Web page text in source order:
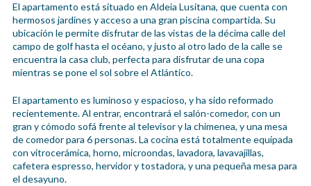
El apartamento está situado en Aldeia Lusitana, que cuenta con
hermosos jardines y acceso a una gran piscina compartida. Su
ubicación le permite disfrutar de las vistas de la décima calle del
campo de golf hasta el océano, y justo al otro lado de la calle se
encuentra la casa club, perfecta para disfrutar de una copa
mientras se pone el sol sobre el Atlántico.
El apartamento es luminoso y espacioso, y ha sido reformado
recientemente. Al entrar, encontrará el salón-comedor, con un
gran y cómodo sofá frente al televisor y la chimenea, y una mesa
de comedor para 6 personas. La cocina está totalmente equipada
con vitrocerámica, horno, microondas, lavadora, lavavajillas,
cafetera espresso, hervidor y tostadora, y una pequeña mesa para
el desayuno.